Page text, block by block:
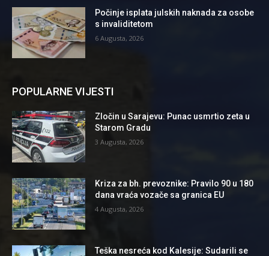
Počinje isplata julskih naknada za osobe
s invaliditetom
6 Augusta, 2026
POPULARNE VIJESTI
Zločin u Sarajevu: Punac usmrtio zeta u
Starom Gradu
3 Augusta, 2026
Kriza za bh. prevoznike: Pravilo 90 u 180
dana vraća vozače sa granica EU
4 Augusta, 2026
Teška nesreća kod Kalesije: Sudarili se